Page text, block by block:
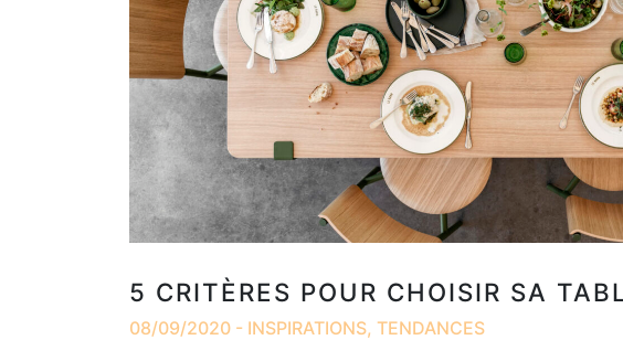
5 CRITÈRES POUR CHOISIR SA
08/09/2020 - INSPIRATIONS, TENDANCES